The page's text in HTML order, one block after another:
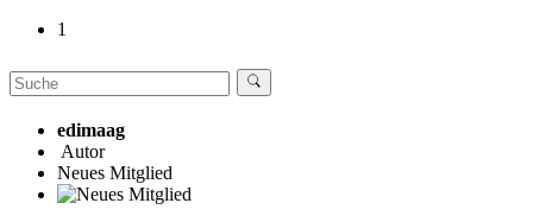
1
edimaag
Autor
Neues Mitglied